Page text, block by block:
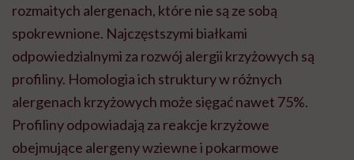
rozmaitych alergenach, które nie są ze sobą
spokrewnione. Najczęstszymi białkami
odpowiedzialnymi za rozwój alergii krzyżowych są
profiliny. Homologia ich struktury w różnych
alergenach krzyżowych może sięgać nawet 75%.
Profiliny odpowiadają za reakcje krzyżowe
obejmujące alergeny wziewne i pokarmowe